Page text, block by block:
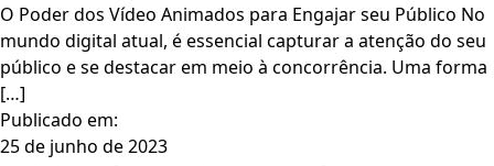
O Poder dos Vídeo Animados para Engajar seu Público No
mundo digital atual, é essencial capturar a atenção do seu
público e se destacar em meio à concorrência. Uma forma
[…]
Publicado em:
25 de junho de 2023